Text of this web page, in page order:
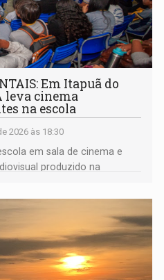
Em Itapuã do
leva cinema
na escola
2026 às 18:30
em sala de cinema e
produzido na